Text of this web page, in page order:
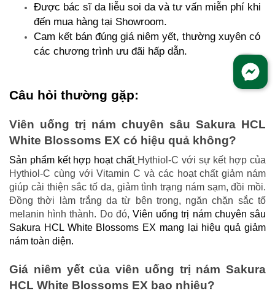
Được bác sĩ da liễu soi da và tư vấn miễn phí khi
đến mua hàng tại Showroom.
Cam kết bán đúng giá niêm yết, thường xuyên có
các chương trình ưu đãi hấp dẫn.
Câu hỏi thường gặp:
Viên uống trị nám chuyên sâu Sakura HCL
White Blossoms EX có hiệu quả không?
Sản phẩm kết hợp hoạt chất Hythiol-C với sự kết hợp của
Hythiol-C cùng với Vitamin C và các hoạt chất giảm nám
giúp cải thiện sắc tố da, giảm tình trạng nám sạm, đồi mồi.
Đồng thời làm trắng da từ bên trong, ngăn chặn sắc tố
melanin hình thành. Do đó, Viên uống trị nám chuyên sâu
Sakura HCL White Blossoms EX mang lại hiệu quả giảm
nám toàn diện.
Giá niêm yết của viên uống trị nám Sakura
HCL White Blossoms EX bao nhiêu?